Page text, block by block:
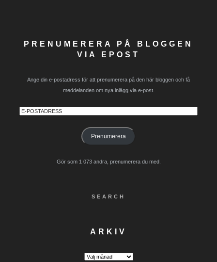
PRENUMERERA PÅ BLOGGEN
VIA EPOST
Ange din e-postadress för att prenumerera på den här bloggen och få
meddelanden om nya inlägg via e-post.
E-
Prenumerera
Gör som 1 073 andra, prenumerera du med.
SEARCH
ARKIV
Arkiv